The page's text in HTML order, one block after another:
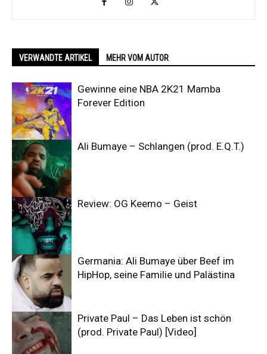
VERWANDTE ARTIKEL MEHR VOM AUTOR
Gewinne eine NBA 2K21 Mamba
Forever Edition
Ali Bumaye – Schlangen (prod. E.Q.T.)
Review: OG Keemo – Geist
Germania: Ali Bumaye über Beef im
HipHop, seine Familie und Palästina
Private Paul – Das Leben ist schön
(prod. Private Paul) [Video]